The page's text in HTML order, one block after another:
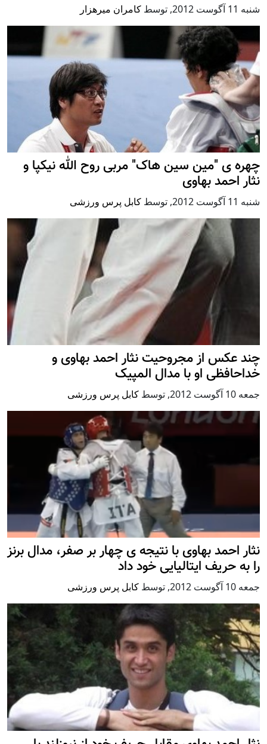
شنبه 11 آگوست 2012 , توسط کامران میرهزار
چهره ی "مین سین هاک" مربی روح الله نیکپا و
نثار احمد بهاوی
شنبه 11 آگوست 2012 , توسط کابل پرس ورزشی
چند عکس از مجروحیت نثار احمد بهاوی و
خداحافظی او با مدال المپیک
جمعه 10 آگوست 2012 , توسط کابل پرس ورزشی
نثار احمد بهاوی با نتیجه ی چهار بر صفر، مدال برنز
را به حریف ایتالیایی خود داد
جمعه 10 آگوست 2012 , توسط کابل پرس ورزشی